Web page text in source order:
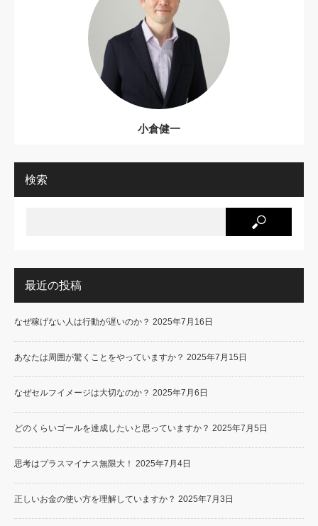
小倉健一
検索
最近の投稿
なぜ稼げない人は行動が遅いのか？ 2025年7月16日
あなたは周囲が驚くことをやっていますか？ 2025年7月15日
なぜセルフイメージは大切なのか？ 2025年7月6日
どのくらいゴールを達成したいと思っていますか？ 2025年7月5日
思考はプラスマイナス無限大！ 2025年7月4日
正しいお金の使い方を理解していますか？ 2025年7月3日